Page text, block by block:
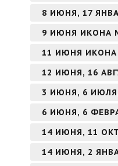
8 ИЮНЯ, 17
9 ИЮНЯ ИКОНА
11 ИЮНЯ
12 ИЮНЯ, 16
3 ИЮНЯ, 6
6 ИЮНЯ, 6
14 ИЮНЯ, 11
14 ИЮНЯ, 2